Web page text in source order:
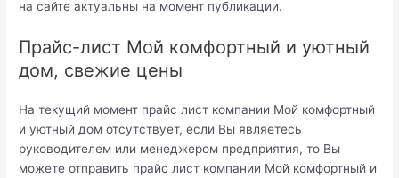
на сайте актуальны на момент публикации.
Прайс-лист Мой комфортный и уютный
дом, свежие цены
На текущий момент прайс лист компании Мой комфортный
и уютный дом отсутствует, если Вы являетесь
руководителем или менеджером предприятия, то Вы
можете отправить прайс лист компании Мой комфортный и